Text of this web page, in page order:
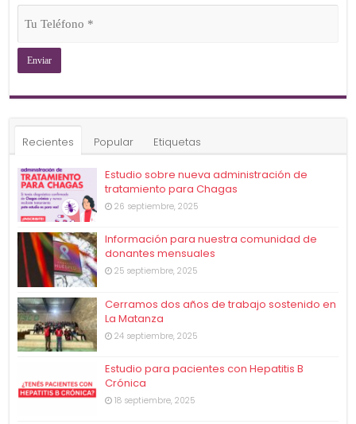
Teléfono
Recientes Popular Etiquetas
Estudio sobre nueva administración de
tratamiento para Chagas
26 septiembre, 2025
Información para nuestra comunidad de
donantes mensuales
25 septiembre, 2025
Cerramos dos años de trabajo sostenido en
La Matanza
24 septiembre, 2025
Estudio para pacientes con Hepatitis B
Crónica
18 septiembre, 2025